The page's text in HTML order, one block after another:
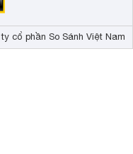
cổ phần So Sánh Việt Nam